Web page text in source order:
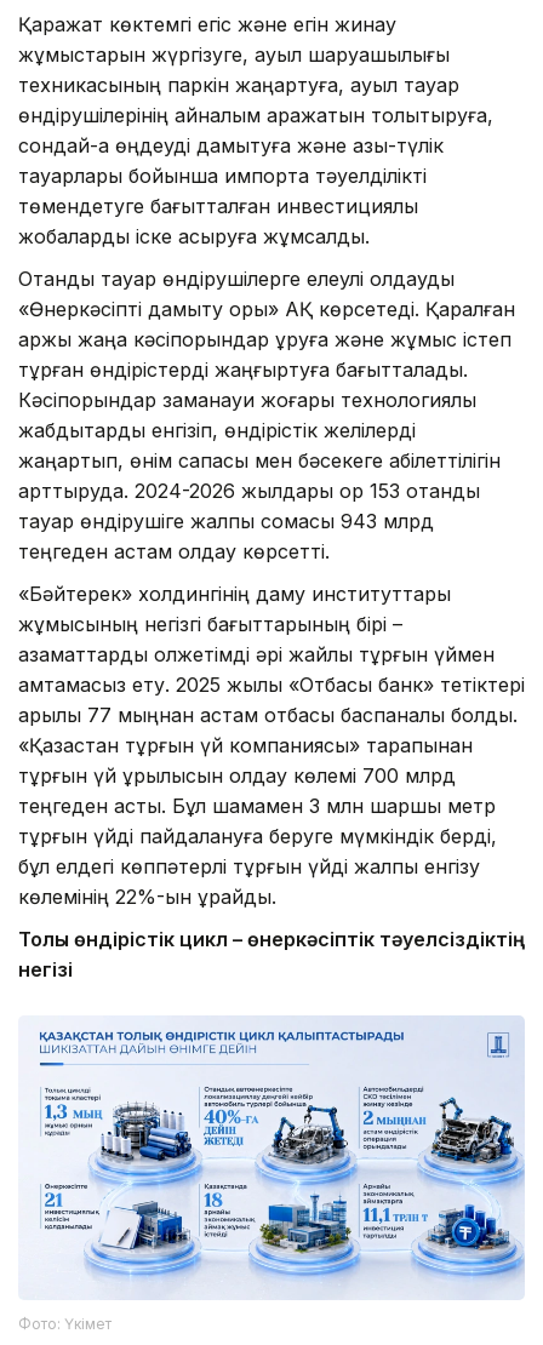
Қаражат көктемгі егіс және егін жинау
жұмыстарын жүргізуге, ауыл шаруашылығы
техникасының паркін жаңартуға, ауыл тауар
өндірушілерінің айналым қаражатын толықтыруға,
сондай-ақ өңдеуді дамытуға және азық-түлік
тауарлары бойынша импортқа тәуелділікті
төмендетуге бағытталған инвестициялық
жобаларды іске асыруға жұмсалды.
Отандық тауар өндірушілерге елеулі қолдауды
«Өнеркәсіпті дамыту қоры» АҚ көрсетеді. Қаралған
қаржы жаңа кәсіпорындар құруға және жұмыс істеп
тұрған өндірістерді жаңғыртуға бағытталады.
Кәсіпорындар заманауи жоғары технологиялық
жабдықтарды енгізіп, өндірістік желілерді
жаңартып, өнім сапасы мен бәсекеге қабілеттілігін
арттыруда. 2024-2026 жылдары қор 153 отандық
тауар өндірушіге жалпы сомасы 943 млрд
теңгеден астам қолдау көрсетті.
«Бәйтерек» холдингінің даму институттары
жұмысының негізгі бағыттарының бірі –
азаматтарды қолжетімді әрі жайлы тұрғын үймен
қамтамасыз ету. 2025 жылы «Отбасы банк» тетіктері
арқылы 77 мыңнан астам отбасы баспаналы болды.
«Қазақстан тұрғын үй компаниясы» тарапынан
тұрғын үй құрылысын қолдау көлемі 700 млрд
теңгеден асты. Бұл шамамен 3 млн шаршы метр
тұрғын үйді пайдалануға беруге мүмкіндік берді,
бұл елдегі көппәтерлі тұрғын үйді жалпы енгізу
көлемінің 22%-ын құрайды.
Толық өндірістік цикл – өнеркәсіптік тәуелсіздіктің
негізі
Фото: Үкімет